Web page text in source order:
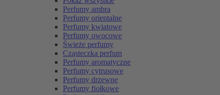
Perfumy ambra
Perfumy orientalne
Perfumy kwiatowe
Perfumy owocowe
Świeże perfumy
Cząsteczka perfum
Perfumy aromatyczne
Perfumy cytrusowe
Perfumy drzewne
Perfumy fiołkowe